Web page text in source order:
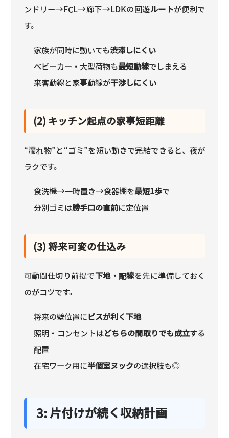
ンドリー→FCL→廊下→LDKの回遊ルートが便利で
す。
家族が同時に動いても渋滞しにくい
ベビーカー・大型荷物も最短動線でしまえる
来客動線と家事動線が干渉しにくい
(2) キッチン起点の家事短距離
“濡れ物”と“ゴミ”を短い動きで完結できると、夜が
ラクです。
食洗機→一時置き→食器棚を最短1歩で
分別ゴミは勝手口の直前に定位置
(3) 将来可変の仕込み
可動間仕切り前提で下地・配線を先に準備しておく
のがコツです。
将来の壁位置にビスが利く下地
照明・コンセントはどちらの間取りでも成立する
配置
在宅ワーク用に半個室ヌックの選択肢も◎
3: 片付けが続く収納計画